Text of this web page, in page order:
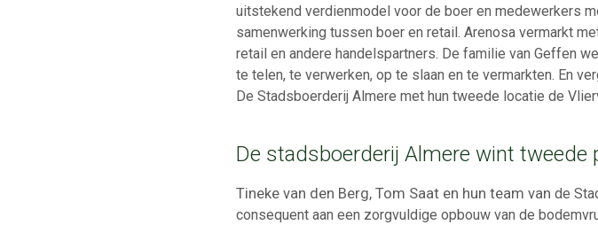
uitstekend verdienmodel voor de boer en medewerkers
samenwerking tussen boer en retail. Arenosa vermarkt
retail en andere handelspartners. De familie van Geffen
te telen, te verwerken, op te slaan en te vermarkten. En
De Stadsboerderij Almere met hun tweede locatie de
De stadsboerderij Almere wint tweede
Tineke van den Berg, Tom Saat en hun team van de
consequent aan een zorgvuldige opbouw van de